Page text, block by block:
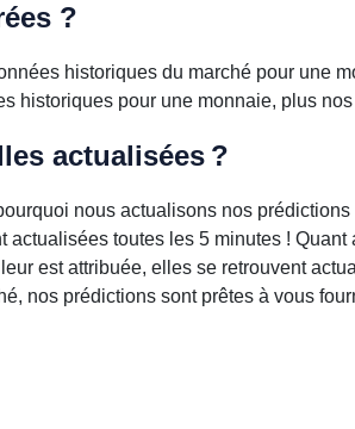
?
historiques du marché pour une
historiques pour une monnaie, plus
actualisées ?
nous actualisons nos
toutes les 5 minutes !
est attribuée, elles se retrouvent
nos prédictions sont prêtes à vous